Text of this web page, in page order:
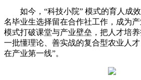
如今，“科技小院” 模式的育人成
名毕业生选择留在合作社工作，成为
模式打破课堂与产业壁垒，把人才培
一批懂理论、善实战的复合型农业人
在产业第一线”。